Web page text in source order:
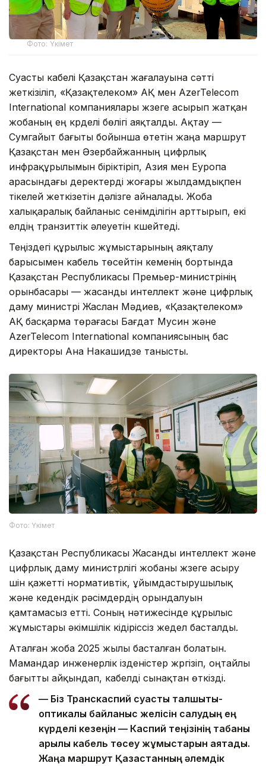
Фото: Үкімет
Суасты кабелі Қазақстан жағалауына сәтті
жеткізіліп, «Қазақтелеком» АҚ мен AzerTelecom
International компаниялары жүзеге асырып жатқан
жобаның ең күрделі бөлігі аяқталды. Ақтау —
Сумгайыт бағыты бойынша өтетін жаңа маршрут
Қазақстан мен Әзербайжанның цифрлық
инфрақұрылымын біріктіріп, Азия мен Еуропа
арасындағы деректерді жоғары жылдамдықпен
тікелей жеткізетін дәлізге айналады. Жоба
халықаралық байланыс сенімділігін арттырып, екі
елдің транзиттік әлеуетін күшейтеді.
Теңіздегі құрылыс жұмыстарының аяқталу
барысымен кабель төсейтін кеменің бортында
Қазақстан Республикасы Премьер-министрінің
орынбасары — жасанды интеллект және цифрлық
даму министрі Жаслан Мәдиев, «Қазақтелеком»
АҚ басқарма төрағасы Бағдат Мусин және
AzerTelecom International компаниясының бас
директоры Ана Накашидзе танысты.
Фото: Үкімет
Қазақстан Республикасы Жасанды интеллект және
цифрлық даму министрлігі жобаны жүзеге асыру
үшін қажетті нормативтік, ұйымдастырушылық
және кедендік рәсімдердің орындалуын
қамтамасыз етті. Соның нәтижесінде құрылыс
жұмыстары әкімшілік кідіріссіз жедел басталды.
Аталған жоба 2025 жылы басталған болатын.
Мамандар инженерлік ізденістер жүргізіп, оңтайлы
бағытты айқындап, кабелді сынақтан өткізді.
— Біз Транскаспий суасты талшықты-
оптикалық байланыс желісін салудың ең
күрделі кезеңін — Каспий теңізінің табаны
арқылы кабель төсеу жұмыстарын аяқтадық.
Жаңа маршрут Қазақстанның әлемдік